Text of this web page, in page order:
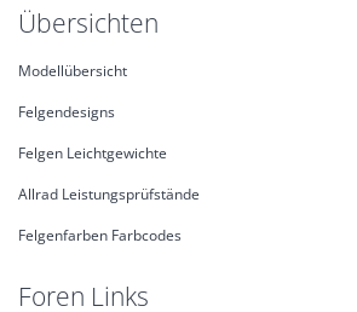
Übersichten
Modellübersicht
Felgendesigns
Felgen Leichtgewichte
Allrad Leistungsprüfstände
Felgenfarben Farbcodes
Foren Links